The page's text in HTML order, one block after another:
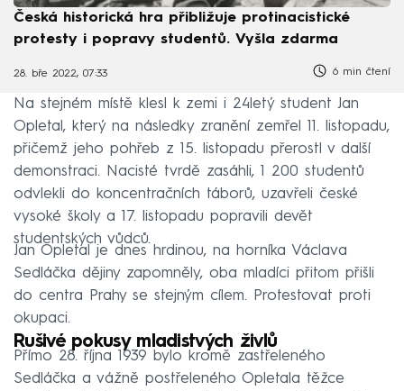
Česká historická hra přibližuje protinacistické
protesty i popravy studentů. Vyšla zdarma
28. bře 2022, 07:33 6 min čtení
Na stejném místě klesl k zemi i 24letý student Jan
Opletal, který na následky zranění zemřel 11. listopadu,
přičemž jeho pohřeb z 15. listopadu přerostl v další
demonstraci. Nacisté tvrdě zasáhli, 1 200 studentů
odvlekli do koncentračních táborů, uzavřeli české
vysoké školy a 17. listopadu popravili devět
studentských vůdců.
Jan Opletal je dnes hrdinou, na horníka Václava
Sedláčka dějiny zapomněly, oba mladíci přitom přišli
do centra Prahy se stejným cílem. Protestovat proti
okupaci.
Rušivé pokusy mladistvých živlů
Přímo 28. října 1939 bylo kromě zastřeleného
Sedláčka a vážně postřeleného Opletala těžce